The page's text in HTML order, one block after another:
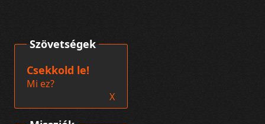
Szövetségek
Csekkold le!
Mi ez?
X